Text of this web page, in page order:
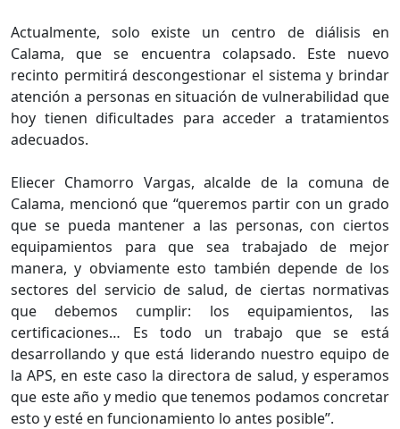
Actualmente, solo existe un centro de diálisis en
Calama, que se encuentra colapsado. Este nuevo
recinto permitirá descongestionar el sistema y brindar
atención a personas en situación de vulnerabilidad que
hoy tienen dificultades para acceder a tratamientos
adecuados.
Eliecer Chamorro Vargas, alcalde de la comuna de
Calama, mencionó que “queremos partir con un grado
que se pueda mantener a las personas, con ciertos
equipamientos para que sea trabajado de mejor
manera, y obviamente esto también depende de los
sectores del servicio de salud, de ciertas normativas
que debemos cumplir: los equipamientos, las
certificaciones… Es todo un trabajo que se está
desarrollando y que está liderando nuestro equipo de
la APS, en este caso la directora de salud, y esperamos
que este año y medio que tenemos podamos concretar
esto y esté en funcionamiento lo antes posible”.